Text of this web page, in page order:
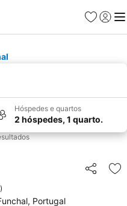
Favoritos
Iniciar
Hóspedes e quartos
2 hóspedes, 1 quarto.
Partilhar
)
Portugal